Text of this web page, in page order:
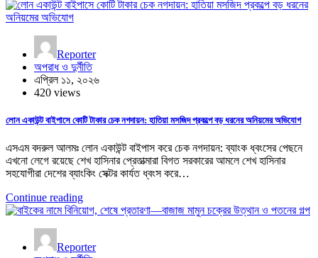
Reporter
অপরাধ ও দুর্নীতি
এপ্রিল ১১, ২০২৬
420 views
লোন একাউন্ট বাইপাসে কোটি টাকার চেক নগদায়ন: হাতিয়া মসজিদ প্রকল্পে বড় ধরনের অনিয়মের অভিযোগ
এসএম বদরুল আলমঃ লোন একাউন্ট বাইপাস করে চেক নগদায়ন: ব্যাংক ধ্বংসের পেছনে
এখনো লেগে রয়েছে শেখ হাসিনার প্রেতাত্মারা বিগত সরকারের আমলে শেখ হাসিনার
সহযোগীরা দেশের ব্যাংকিং সেক্টর কার্যত ধ্বংস করে…
Continue reading
Reporter